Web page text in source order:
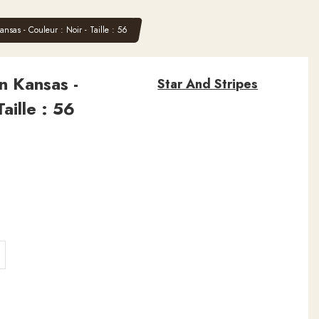
- Couleur : Noir - Taille : 56
Kansas -
: 56
Star And Stripes